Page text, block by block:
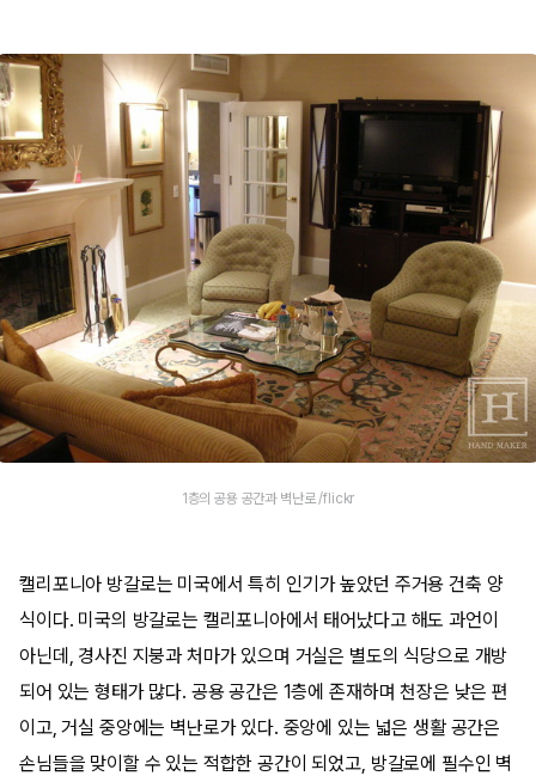
1층의 공용 공간과 벽난로 /flickr
캘리포니아 방갈로는 미국에서 특히 인기가 높았던 주거용 건축 양
식이다. 미국의 방갈로는 캘리포니아에서 태어났다고 해도 과언이
아닌데, 경사진 지붕과 처마가 있으며 거실은 별도의 식당으로 개방
되어 있는 형태가 많다. 공용 공간은 1층에 존재하며 천장은 낮은 편
이고, 거실 중앙에는 벽난로가 있다. 중앙에 있는 넓은 생활 공간은
손님들을 맞이할 수 있는 적합한 공간이 되었고, 방갈로에 필수인 벽